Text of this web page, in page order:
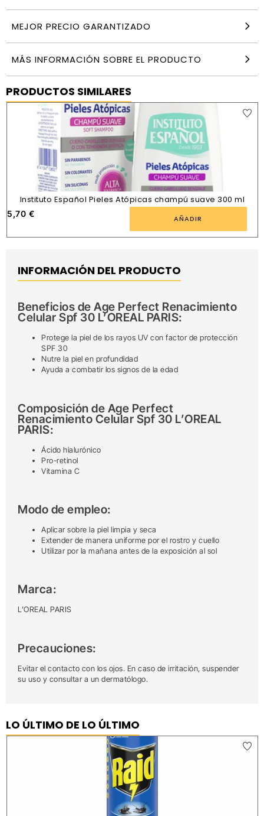
MEJOR PRECIO GARANTIZADO
MÁS INFORMACIÓN SOBRE EL PRODUCTO
PRODUCTOS SIMILARES
Instituto Español Pieles Atópicas champú suave 300 ml
5,70 € AÑADIR
INFORMACIÓN DEL PRODUCTO
Beneficios de Age Perfect Renacimiento
Celular Spf 30 L’OREAL PARIS:
Protege la piel de los rayos UV con factor de protección
SPF 30
Nutre la piel en profundidad
Ayuda a combatir los signos de la edad
Composición de Age Perfect
Renacimiento Celular Spf 30 L’OREAL
PARIS:
Ácido hialurónico
Pro-retinol
Vitamina C
Modo de empleo:
Aplicar sobre la piel limpia y seca
Extender de manera uniforme por el rostro y cuello
Utilizar por la mañana antes de la exposición al sol
Marca:
L’OREAL PARIS
Precauciones:
Evitar el contacto con los ojos. En caso de irritación, suspender
su uso y consultar a un dermatólogo.
LO ÚLTIMO DE LO ÚLTIMO